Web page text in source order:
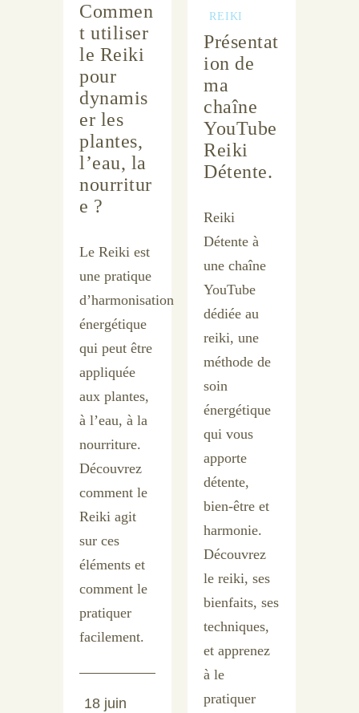
Commen
t utiliser
le Reiki
pour
dynamis
er les
plantes,
l’eau, la
nourritur
e ?
Le Reiki est
une pratique
d’harmonisation
énergétique
qui peut être
appliquée
aux plantes,
à l’eau, à la
nourriture.
Découvrez
comment le
Reiki agit
sur ces
éléments et
comment le
pratiquer
facilement.
18 juin
REIKI
Présentat
ion de
ma
chaîne
YouTube
Reiki
Détente.
Reiki
Détente à
une chaîne
YouTube
dédiée au
reiki, une
méthode de
soin
énergétique
qui vous
apporte
détente,
bien-être et
harmonie.
Découvrez
le reiki, ses
bienfaits, ses
techniques,
et apprenez
à le
pratiquer